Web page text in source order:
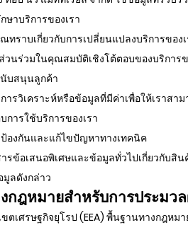
ษาบริการของเรา
ทราบเกี่ยวกับการเปลี่ยนแปลงบริการของ
วนร่วมในคุณสมบัติเชิงโต้ตอบของบริการ
นับสนุนลูกค้า
ารวิเคราะห์หรือข้อมูลที่มีค่าเพื่อให้เราสา
การใช้บริการของเรา
ป้องกันและแก้ไขปัญหาทางเทคนิค
ารข้อเสนอพิเศษและข้อมูลทั่วไปเกี่ยวกับ
ลดังกล่าว
กฎหมายสำหรับการประมว
ตเศรษฐกิจยุโรป (EEA) พื้นฐานทางกฎห